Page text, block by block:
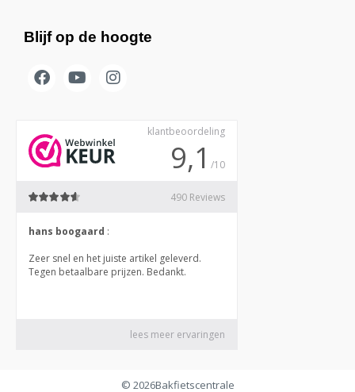
Blijf op de hoogte
© 2026Bakfietscentrale